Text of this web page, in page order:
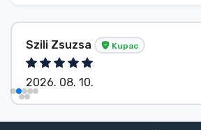
Szili Zsuzsa Kupac
2026. 08. 10.